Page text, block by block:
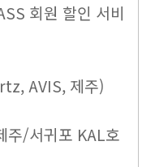
회원 할인 서비
AVIS, 제주)
주/서귀포 KAL호